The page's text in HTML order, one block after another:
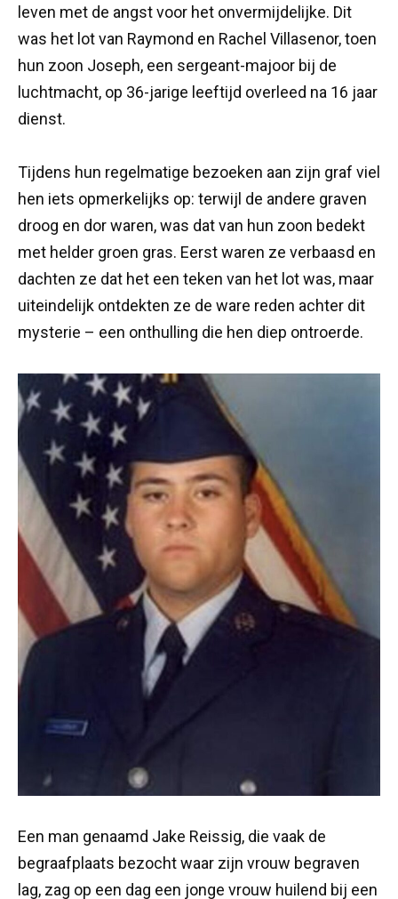
leven met de angst voor het onvermijdelijke. Dit
was het lot van Raymond en Rachel Villasenor, toen
hun zoon Joseph, een sergeant-majoor bij de
luchtmacht, op 36-jarige leeftijd overleed na 16 jaar
dienst.
Tijdens hun regelmatige bezoeken aan zijn graf viel
hen iets opmerkelijks op: terwijl de andere graven
droog en dor waren, was dat van hun zoon bedekt
met helder groen gras. Eerst waren ze verbaasd en
dachten ze dat het een teken van het lot was, maar
uiteindelijk ontdekten ze de ware reden achter dit
mysterie – een onthulling die hen diep ontroerde.
Een man genaamd Jake Reissig, die vaak de
begraafplaats bezocht waar zijn vrouw begraven
lag, zag op een dag een jonge vrouw huilend bij een